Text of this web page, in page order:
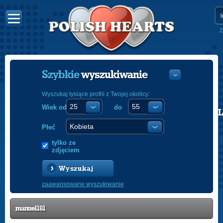
POLISH
Szybkiewyszukiwanie
Wyszukaj tysiące profili z Twojej okolicy:
Wiek od do
Płeć
tylko ze
zdjęciem
Wyszukaj
zaawansowane wyszukiwanie
manuel181